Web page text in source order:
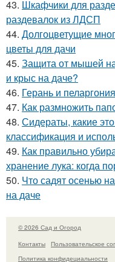
43. Шкафчики для
раздевалок из ЛДСП
44. Долгоцветущие
цветы для дачи
45. Защита от мышей
и крыс на даче?
46. Герань и
47. Как размножить
48. Сидераты, какие
классификация и
49. Как правильно
хранение лука: когда
50. Что садят осенью
на даче
© 2026 Сад и Огород
Контакты
Пользовательское
Политика конфидециальности